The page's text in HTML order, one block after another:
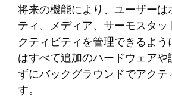
将来の機能により、ユーザーは
ティ、メディア、サーモスタ
クティビティを管理できるよ
はすべて追加のハードウェア
ずにバックグラウンドでアクテ
す。